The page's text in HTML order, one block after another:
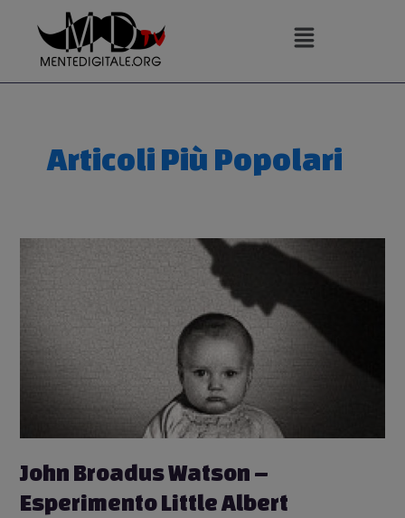
contenuto
Articoli Più Popolari
John Broadus Watson –
Esperimento Little Albert